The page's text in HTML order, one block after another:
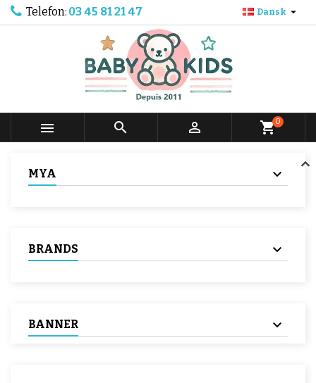
Telefon: 03 45 81 21 47 Dansk 
   shopping_cart0
MYA
BRANDS
BANNER